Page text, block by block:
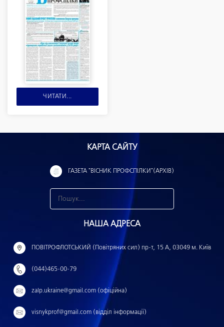
ЧИТАТИ...
КАРТА САЙТУ
ГАЗЕТА "ВІСНИК ПРОФСПІЛКИ"(АРХІВ)
н
й
:
НАША АДРЕСА
ПОВІТРОФЛОТСЬКИЙ (Повітряних сил) пр-т, 15 А, 03049 м. Київ
(044)465-00-79
zalp.ukraine@gmail.com (офіційна)
visnykprof@gmail.com (відділ інформації)